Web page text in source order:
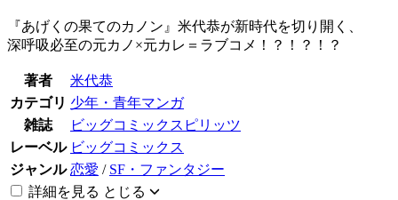
『あげくの果てのカノン』米代恭が新時代を切り開く、
深呼吸必至の元カノ×元カレ＝ラブコメ！？！？！？
著者
米代恭
カテゴリ 少年・青年マンガ
雑誌
ビッグコミックスピリッツ
レーベル ビッグコミックス
ジャンル 恋愛 / SF・ファンタジー
詳細を見る とじる